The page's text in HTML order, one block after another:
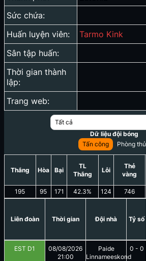
Sức chứa:
Huấn luyện viên:
Tarmo Kink
Sân tập huấn:
Thời gian thành
lập:
Trang web:
Tất cả
Dữ liệu đội bóng
Tấn công
Phòng thủ
Thắng
195
Hòa
95
Bại
171
TL
Thắng
42.3%
Lỗi
124
Thẻ
vàng
746
Liên đoàn Thời gian Đội nhà Tỷ số
EST D1
08/08/2026
21:00
Paide
Linnameeskond
0 - 0